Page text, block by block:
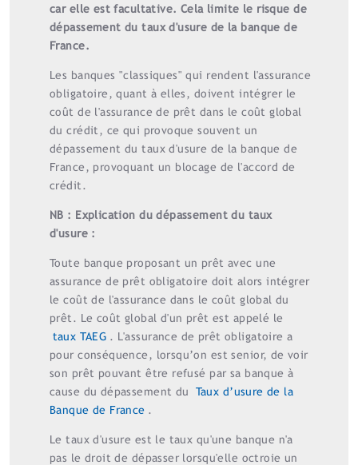
car elle est facultative. Cela limite le risque de
dépassement du taux d'usure de la banque de
France.
Les banques "classiques" qui rendent l'assurance
obligatoire, quant à elles, doivent intégrer le
coût de l'assurance de prêt dans le coût global
du crédit, ce qui provoque souvent un
dépassement du taux d'usure de la banque de
France, provoquant un blocage de l'accord de
crédit.
NB : Explication du dépassement du taux
d'usure :
Toute banque proposant un prêt avec une
assurance de prêt obligatoire doit alors intégrer
le coût de l'assurance dans le coût global du
prêt. Le coût global d'un prêt est appelé le
taux TAEG . L'assurance de prêt obligatoire a
pour conséquence, lorsqu’on est senior, de voir
son prêt pouvant être refusé par sa banque à
cause du dépassement du
Taux d’usure de la
Banque de France .
Le taux d'usure est le taux qu'une banque n'a
pas le droit de dépasser lorsqu'elle octroie un